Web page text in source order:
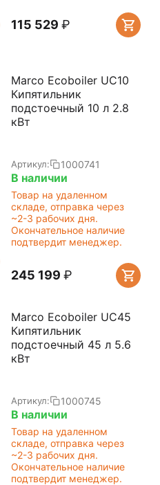
115 529 ₽
Marco Ecoboiler UC10
Кипятильник
подстоечный 10 л 2.8
кВт
Артикул: 1000741
В наличии
Товар на удаленном
складе, отправка через
~2-3 рабочих дня.
Окончательное наличие
подтвердит менеджер.
245 199 ₽
Marco Ecoboiler UC45
Кипятильник
подстоечный 45 л 5.6
кВт
Артикул: 1000745
В наличии
Товар на удаленном
складе, отправка через
~2-3 рабочих дня.
Окончательное наличие
подтвердит менеджер.